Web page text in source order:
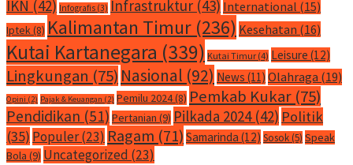
IKN (42) Infografis (3) Infrastruktur (43) International (15)
Iptek(8) Kalimantan Timur (236) Kesehatan (16)
Kutai Kartanegara (339) Kutai Timur (4) Leisure (12)
Lingkungan (75) Nasional (92) News (11) Olahraga (19)
Opini (2) Pajak & Keuangan (2) Pemilu 2024(8) Pemkab Kukar (75)
Pendidikan (51) Pertanian (9) Pilkada 2024(42) Politik
(35) Populer(23) Ragam (71) Samarinda (12) Sosok(5) Speak
Bola (9) Uncategorized (23)